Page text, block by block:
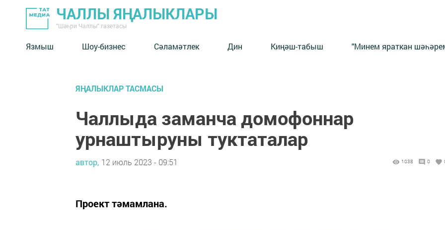
ЧАЛЛЫ ЯҢАЛЫКЛАРЫ
"Шәһри Чаллы" газетасы
Язмыш Шоу-бизнес Сәламәтлек Дин Киңәш-табыш "Минем яраткан
ЯҢАЛЫКЛАР ТАСМАСЫ
Чаллыда заманча домофоннар
урнаштыруны туктаталар
автор, 12 июль 2023 - 09:51 1038 0
Проект тәмамлана.